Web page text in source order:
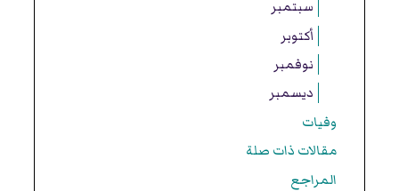
سبتمبر
أكتوبر
نوفمبر
ديسمبر
وفيات
مقالات ذات صلة
المراجع